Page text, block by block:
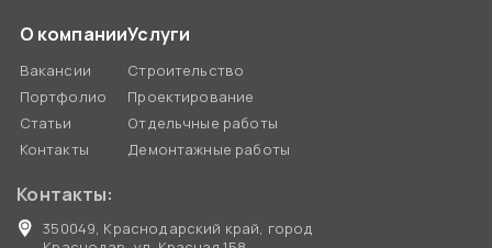
О компании
Вакансии
Портфолио
Статьи
Контакты
Услуги
Строительство
Проектирование
Отдельчные работы
Демонтажные работы
Контакты:
350049, Краснодарский край, город